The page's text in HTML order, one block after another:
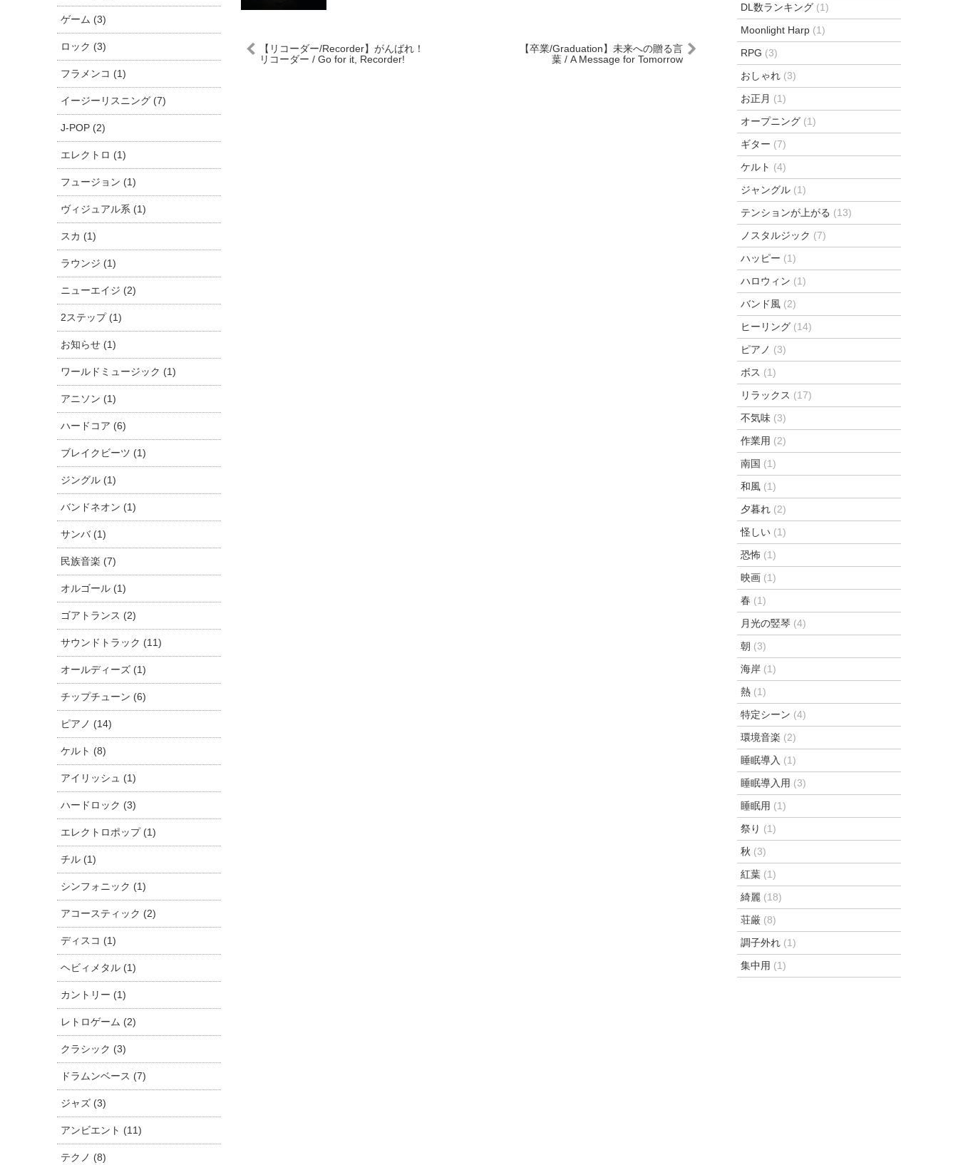
【リコーダー/Recorder】がんばれ！
リコーダー / Go for it, Recorder!
【卒業/Graduation】未来への贈る言
葉 / A Message for Tomorrow
ゲーム (3)
ロック (3)
フラメンコ (1)
イージーリスニング (7)
J-POP (2)
エレクトロ (1)
フュージョン (1)
ヴィジュアル系 (1)
スカ (1)
ラウンジ (1)
ニューエイジ (2)
2ステップ (1)
お知らせ (1)
ワールドミュージック (1)
アニソン (1)
ハードコア (6)
ブレイクビーツ (1)
ジングル (1)
バンドネオン (1)
サンバ (1)
民族音楽 (7)
オルゴール (1)
ゴアトランス (2)
サウンドトラック (11)
オールディーズ (1)
チップチューン (6)
ピアノ (14)
ケルト (8)
アイリッシュ (1)
ハードロック (3)
エレクトロポップ (1)
チル (1)
シンフォニック (1)
アコースティック (2)
ディスコ (1)
ヘビィメタル (1)
カントリー (1)
レトロゲーム (2)
クラシック (3)
ドラムンベース (7)
ジャズ (3)
アンビエント (11)
テクノ (8)
DL数ランキング (1)
Moonlight Harp (1)
RPG (3)
おしゃれ (3)
お正月 (1)
オープニング (1)
ギター (7)
ケルト (4)
ジャングル (1)
テンションが上がる (13)
ノスタルジック (7)
ハッピー (1)
ハロウィン (1)
バンド風 (2)
ヒーリング (14)
ピアノ (3)
ボス (1)
リラックス (17)
不気味 (3)
作業用 (2)
南国 (1)
和風 (1)
夕暮れ (2)
怪しい (1)
恐怖 (1)
映画 (1)
春 (1)
月光の竪琴 (4)
朝 (3)
海岸 (1)
熱 (1)
特定シーン (4)
環境音楽 (2)
睡眠導入 (1)
睡眠導入用 (3)
睡眠用 (1)
祭り (1)
秋 (3)
紅葉 (1)
綺麗 (18)
荘厳 (8)
調子外れ (1)
集中用 (1)